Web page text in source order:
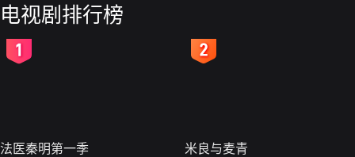
电视剧排行榜
法医秦明第一季 米良与麦青